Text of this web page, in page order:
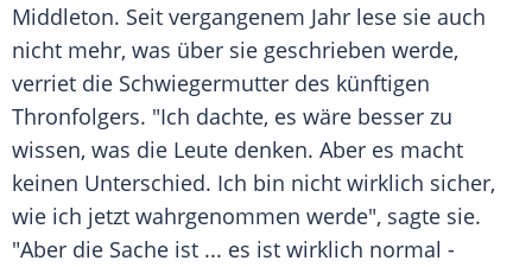
Middleton. Seit vergangenem Jahr lese sie auch
nicht mehr, was über sie geschrieben werde,
verriet die Schwiegermutter des künftigen
Thronfolgers. "Ich dachte, es wäre besser zu
wissen, was die Leute denken. Aber es macht
keinen Unterschied. Ich bin nicht wirklich sicher,
wie ich jetzt wahrgenommen werde", sagte sie.
"Aber die Sache ist ... es ist wirklich normal -